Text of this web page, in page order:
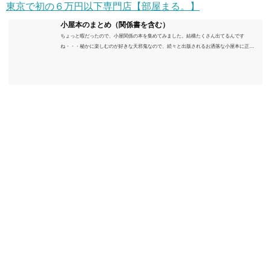
東京で初の６万円以下専門店【部屋まる。】
小屋本のまとめ（関係書を含む）
ちょっと暇だったので、小屋関係の本を集めてみました。結構たくさん出てるんです
ね・・・秘かに楽しむのが好きな天邪鬼なので、続々と出版されるお洒落な小屋本に正直